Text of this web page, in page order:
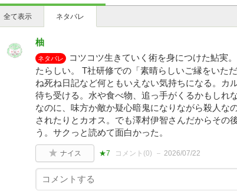
全て表示 ネタバレ
柚
ネタバレ
コツコツ生きていく術を身につけた鮎実
たらしい。 T社研修での「素晴らしいご縁をいた
ね死ね日記など何ともいえない気持ちになる。カ
待ち受ける。水や食べ物、追っ手がくるかもしれ
なのに、味方か敵か疑心暗鬼になりながら殺人な
されたりとカオス。でも澤村伊智さんだからその
う。サクっと読めて面白かった。
ナイス ★7 コメント(0) 2026/07/22